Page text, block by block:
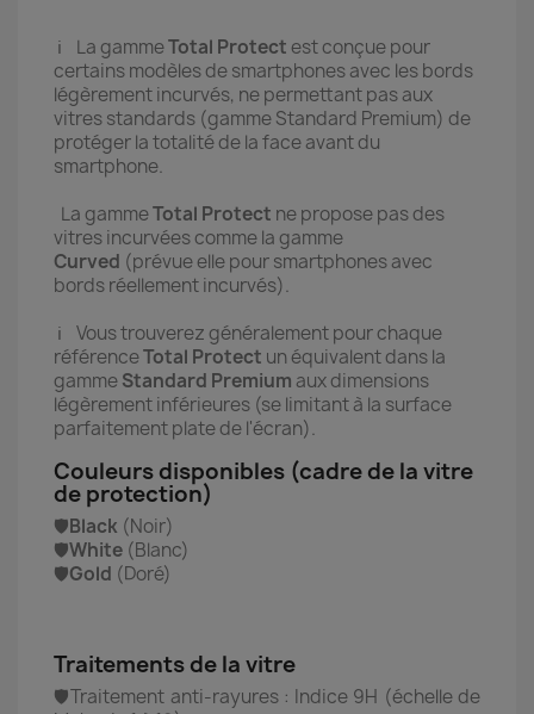
ℹ️ La gammeTotal Protect est conçue pour
certains modèles de smartphones avec les bords
légèrement incurvés, ne permettant pas aux
vitres standards (gamme Standard Premium) de
protéger la totalité de la face avant du
smartphone.
La gammeTotal Protect ne propose pas des
vitres incurvées comme la gamme
Curved (prévue elle pour smartphones avec
bords réellement incurvés).
ℹ️ Vous trouverez généralement pour chaque
référenceTotal Protect un équivalent dans la
gammeStandard Premium aux dimensions
légèrement inférieures (se limitant à la surface
parfaitement plate de l'écran).
Couleurs disponibles (cadre de la vitre
de protection)
🛡️Black (Noir)
🛡️White (Blanc)
🛡️Gold (Doré)
Traitements de la vitre
🛡️Traitement anti-rayures : Indice 9H (échelle de